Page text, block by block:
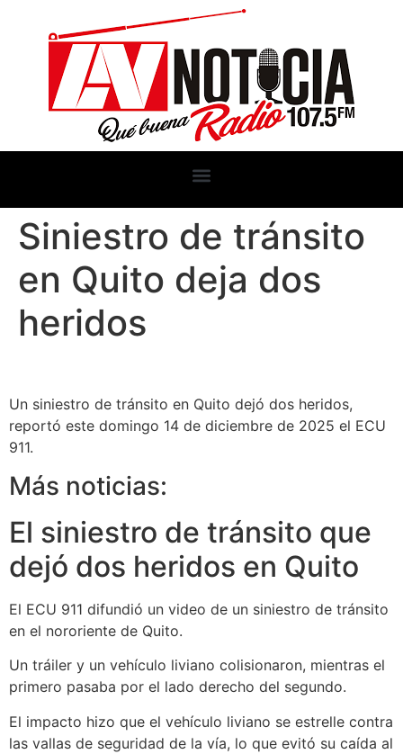
Siniestro de tránsito
en Quito deja dos
heridos
Un siniestro de tránsito en Quito dejó dos heridos,
reportó este domingo 14 de diciembre de 2025 el ECU
911.
Más noticias:
El siniestro de tránsito que
dejó dos heridos en Quito
El ECU 911 difundió un video de un siniestro de tránsito
en el nororiente de Quito.
Un tráiler y un vehículo liviano colisionaron, mientras el
primero pasaba por el lado derecho del segundo.
El impacto hizo que el vehículo liviano se estrelle contra
las vallas de seguridad de la vía, lo que evitó su caída al